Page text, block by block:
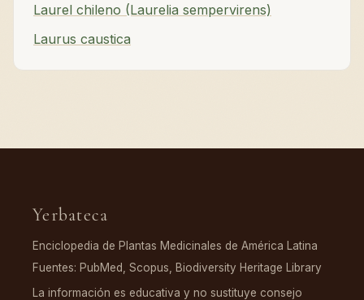
Laurel chileno (Laurelia sempervirens)
Laurus caustica
Yerbateca
Enciclopedia de Plantas Medicinales de América Latina
Fuentes: PubMed, Scopus, Biodiversity Heritage Library
La información es educativa y no sustituye consejo